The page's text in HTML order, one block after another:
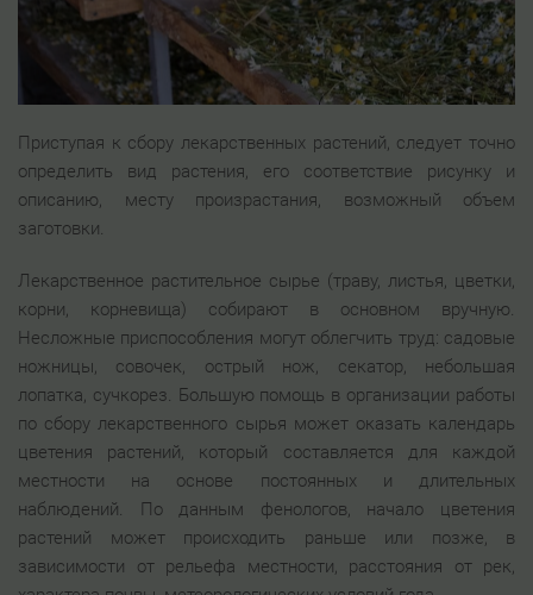
Приступая к сбору лекарственных растений, следует точно
определить вид растения, его соответствие рисунку и
описанию, месту произрастания, возможный объем
заготовки.
Лекарственное растительное сырье (траву, листья, цветки,
корни, корневища) собирают в основном вручную.
Несложные приспособления могут облегчить труд: садовые
ножницы, совочек, острый нож, секатор, небольшая
лопатка, сучкорез. Большую помощь в организации работы
по сбору лекарственного сырья может оказать календарь
цветения растений, который составляется для каждой
местности на основе постоянных и длительных
наблюдений. По данным фенологов, начало цветения
растений может происходить раньше или позже, в
зависимости от рельефа местности, расстояния от рек,